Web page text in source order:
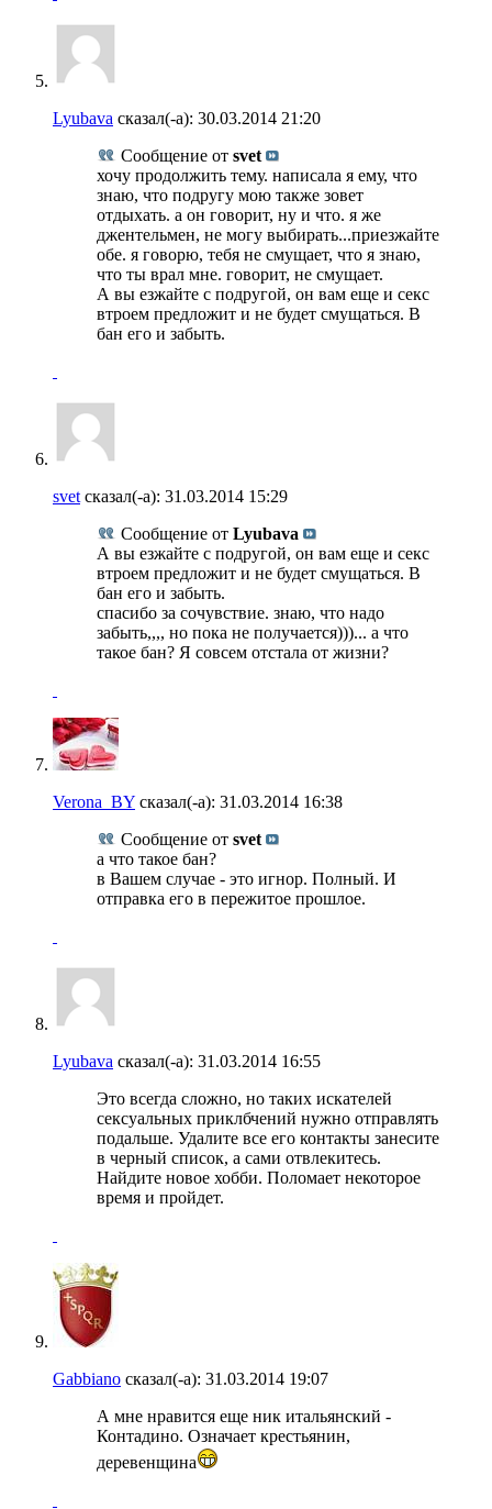
Lyubava сказал(-а): 30.03.2014 21:20
Сообщение от svet
хочу продолжить тему. написала я ему, что
знаю, что подругу мою также зовет
отдыхать. а он говорит, ну и что. я же
джентельмен, не могу выбирать...приезжайте
обе. я говорю, тебя не смущает, что я знаю,
что ты врал мне. говорит, не смущает.
А вы езжайте с подругой, он вам еще и секс
втроем предложит и не будет смущаться. В
бан его и забыть.
svet сказал(-а): 31.03.2014 15:29
Сообщение от Lyubava
А вы езжайте с подругой, он вам еще и секс
втроем предложит и не будет смущаться. В
бан его и забыть.
спасибо за сочувствие. знаю, что надо
забыть,,,, но пока не получается)))... а что
такое бан? Я совсем отстала от жизни?
Verona_BY сказал(-а): 31.03.2014 16:38
Сообщение от svet
а что такое бан?
в Вашем случае - это игнор. Полный. И
отправка его в пережитое прошлое.
Lyubava сказал(-а): 31.03.2014 16:55
Это всегда сложно, но таких искателей
сексуальных приклбчений нужно отправлять
подальше. Удалите все его контакты занесите
в черный список, а сами отвлекитесь.
Найдите новое хобби. Поломает некоторое
время и пройдет.
Gabbiano сказал(-а): 31.03.2014 19:07
А мне нравится еще ник итальянский -
Контадино. Означает крестьянин,
деревенщина